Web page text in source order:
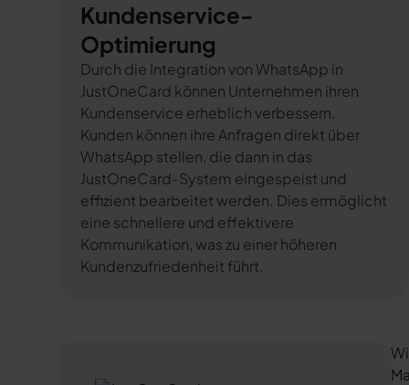
Kundenservice-
Optimierung
Durch die Integration von WhatsApp in
JustOneCard können Unternehmen ihren
Kundenservice erheblich verbessern.
Kunden können ihre Anfragen direkt über
WhatsApp stellen, die dann in das
JustOneCard-System eingespeist und
effizient bearbeitet werden. Dies ermöglicht
eine schnellere und effektivere
Kommunikation, was zu einer höheren
Kundenzufriedenheit führt.